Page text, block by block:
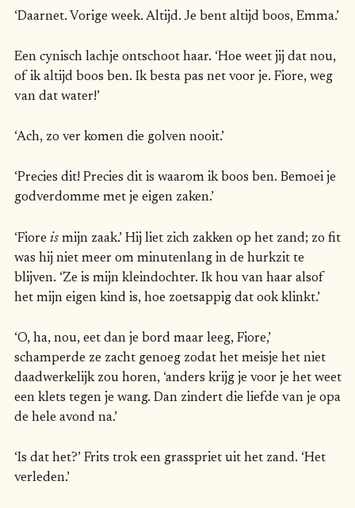
‘Daarnet. Vorige week. Altijd. Je bent altijd boos, Emma.’
Een cynisch lachje ontschoot haar. ‘Hoe weet jij dat nou,
of ik altijd boos ben. Ik besta pas net voor je. Fiore, weg
van dat water!’
‘Ach, zo ver komen die golven nooit.’
‘Precies dit! Precies dit is waarom ik boos ben. Bemoei je
godverdomme met je eigen zaken.’
‘Fiore is mijn zaak.’ Hij liet zich zakken op het zand; zo fit
was hij niet meer om minutenlang in de hurkzit te
blijven. ‘Ze is mijn kleindochter. Ik hou van haar alsof
het mijn eigen kind is, hoe zoetsappig dat ook klinkt.’
‘O, ha, nou, eet dan je bord maar leeg, Fiore,’
schamperde ze zacht genoeg zodat het meisje het niet
daadwerkelijk zou horen, ‘anders krijg je voor je het weet
een klets tegen je wang. Dan zindert die liefde van je opa
de hele avond na.’
‘Is dat het?’ Frits trok een grasspriet uit het zand. ‘Het
verleden.’